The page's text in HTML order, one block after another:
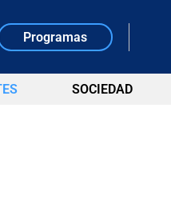
Programas
SOCIEDAD